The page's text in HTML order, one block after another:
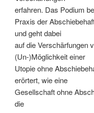
erfahren. Das Podium
Praxis der
und geht dabei
auf die Verschärfungen
(Un-)Möglichkeit einer
Utopie ohne
erörtert, wie eine
Gesellschaft ohne
die